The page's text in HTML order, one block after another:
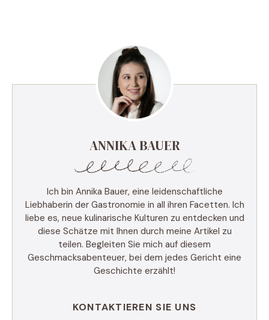
ANNIKA BAUER
Ich bin Annika Bauer, eine leidenschaftliche
Liebhaberin der Gastronomie in all ihren Facetten. Ich
liebe es, neue kulinarische Kulturen zu entdecken und
diese Schätze mit Ihnen durch meine Artikel zu
teilen. Begleiten Sie mich auf diesem
Geschmacksabenteuer, bei dem jedes Gericht eine
Geschichte erzählt!
KONTAKTIEREN SIE UNS